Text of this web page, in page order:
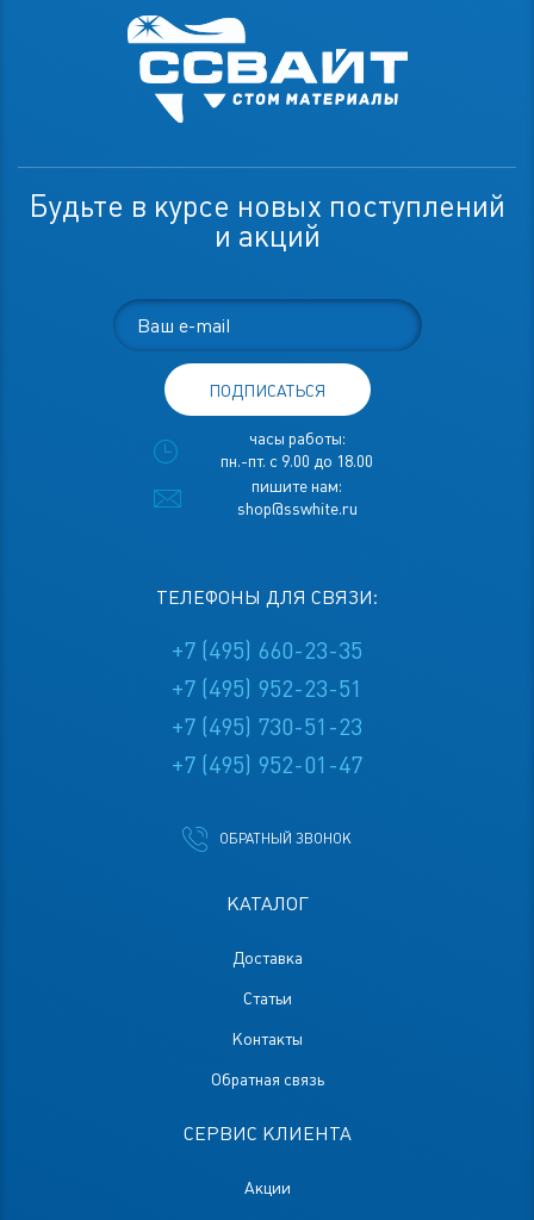
КАТАЛОГ
Доставка
Статьи
Контакты
Обратная связь
СЕРВИС КЛИЕНТА
Акции
Будьте в курсе новых поступлений
и акций
ПОДПИСАТЬСЯ
часы работы:
пн.-пт. с 9.00 до 18.00
пишите нам:
shop@sswhite.ru
ТЕЛЕФОНЫ ДЛЯ СВЯЗИ:
+7 (495) 660-23-35
+7 (495) 952-23-51
+7 (495) 730-51-23
+7 (495) 952-01-47
ОБРАТНЫЙ ЗВОНОК